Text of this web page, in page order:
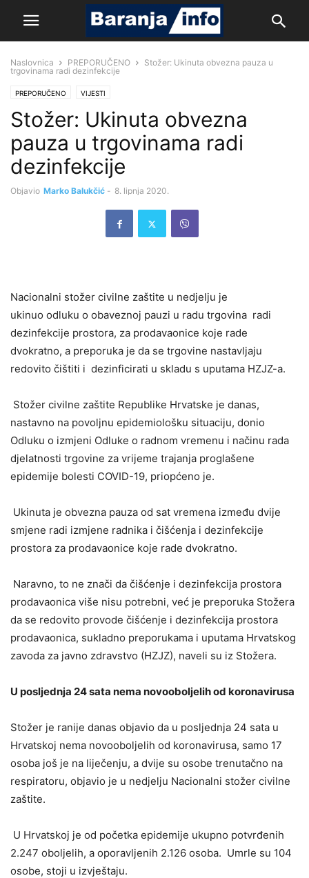
Naslovnica PREPORUČENO
Stožer: Ukinuta obvezna pauza u
trgovinama radi dezinfekcije
PREPORUČENO VIJESTI
Stožer: Ukinuta obvezna
pauza u trgovinama radi
dezinfekcije
Objavio Marko Balukčić - 8. lipnja 2020.
Nacionalni stožer civilne zaštite u nedjelju je
ukinuo odluku o obaveznoj pauzi u radu trgovina radi
dezinfekcije prostora, za prodavaonice koje rade
dvokratno, a preporuka je da se trgovine nastavljaju
redovito čištiti i dezinficirati u skladu s uputama HZJZ-a.
Stožer civilne zaštite Republike Hrvatske je danas,
nastavno na povoljnu epidemiološku situaciju, donio
Odluku o izmjeni Odluke o radnom vremenu i načinu rada
djelatnosti trgovine za vrijeme trajanja proglašene
epidemije bolesti COVID-19, priopćeno je.
Ukinuta je obvezna pauza od sat vremena između dvije
smjene radi izmjene radnika i čišćenja i dezinfekcije
prostora za prodavaonice koje rade dvokratno.
Naravno, to ne znači da čišćenje i dezinfekcija prostora
prodavaonica više nisu potrebni, već je preporuka Stožera
da se redovito provode čišćenje i dezinfekcija prostora
prodavaonica, sukladno preporukama i uputama Hrvatskog
zavoda za javno zdravstvo (HZJZ), naveli su iz Stožera.
U posljednja 24 sata nema novooboljelih od koronavirusa
Stožer je ranije danas objavio da u posljednja 24 sata u
Hrvatskoj nema novooboljelih od koronavirusa, samo 17
osoba još je na liječenju, a dvije su osobe trenutačno na
respiratoru, objavio je u nedjelju Nacionalni stožer civilne
zaštite.
U Hrvatskoj je od početka epidemije ukupno potvrđenih
2.247 oboljelih, a oporavljenih 2.126 osoba. Umrle su 104
osobe, stoji u izvještaju.